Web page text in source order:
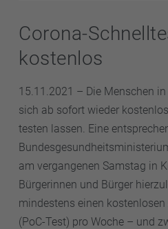
Corona-
kostenlos
15.11.2021 – Die Menschen
sich ab sofort wieder
testen lassen. Eine
am vergangenen Samstag in
Bürgerinnen und Bürger
mindestens einen
(PoC-Test) pro Woche – und